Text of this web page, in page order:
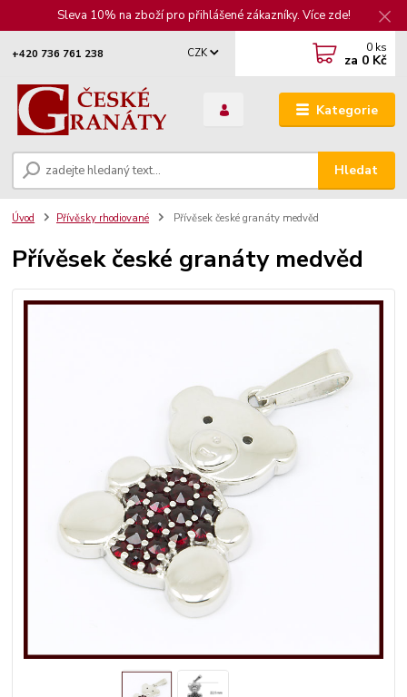
Sleva 10% na zboží pro přihlášené zákazníky. Více zde!
Kategorie
CZK
Hledat
+420 736 761 238 0 ks
za 0 Kč
Úvod Přívěsky rhodiované Přívěsek české granáty medvěd
Přívěsek české granáty medvěd